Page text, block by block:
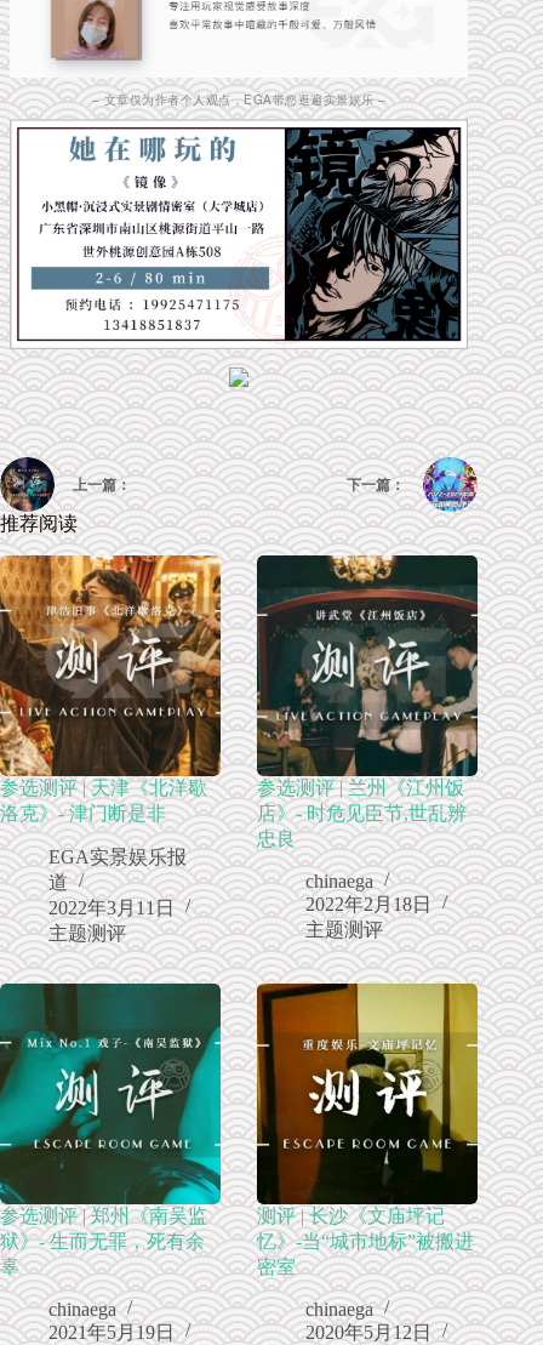
– 文章仅为作者个人观点，EGA带您逛遍实景娱乐 –
上一篇： 下一篇：
推荐阅读
参选测评 | 天津《北洋歇
洛克》- 津门断是非
EGA实景娱乐报
道
2022年3月11日
主题测评
参选测评 | 兰州《江州饭
店》- 时危见臣节,世乱辨
忠良
chinaega
2022年2月18日
主题测评
参选测评 | 郑州《南吴监
狱》- 生而无罪，死有余
辜
chinaega
2021年5月19日
测评 | 长沙《文庙坪记
忆》-当“城市地标”被搬进
密室
chinaega
2020年5月12日